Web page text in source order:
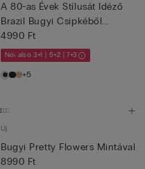
A 80-as Évek Stílusát Idéző
Brazil Bugyi Csipkéből...
4990 Ft
Női alsó 3+1 | 5+2 | 7+3
+5
Új
Bugyi Pretty Flowers Mintával
8990 Ft